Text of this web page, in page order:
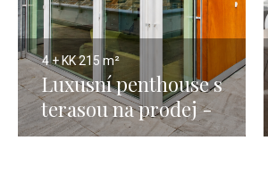
4 + KK215 m²
Luxusní penthouse s
terasou na prodej -
Praha 215m